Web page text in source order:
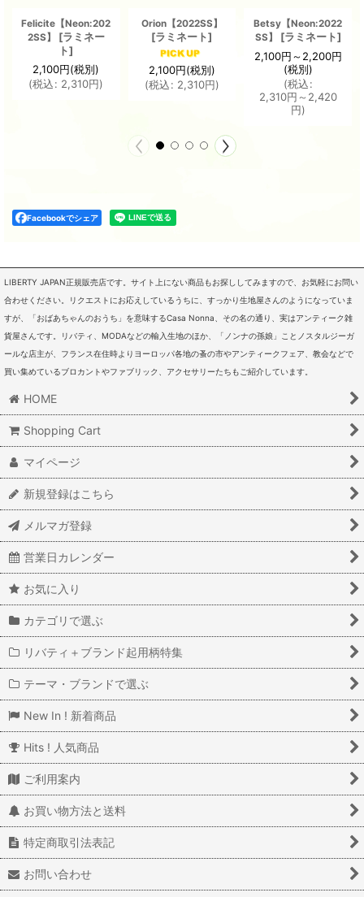
Felicite【Neon:202
2SS】
[ラミネー
ト]
2,100円(税別)
(税込: 2,310円)
Orion【2022SS】
[ラミネート]
2,100円(税別)
(税込: 2,310円)
Betsy【Neon:2022
SS】
[ラミネート]
2,100円～2,200円
(税別)
(税込:
2,310円 ～2,420
円)
Facebookでシェア
LIBERTY JAPAN正規販売店です。サイト上にない商品もお探ししてみますので、お気軽にお問い
合わせください。リクエストにお応えしているうちに、すっかり生地屋さんのようになっていま
すが、「おばあちゃんのおうち」を意味するCasa Nonna、その名の通り、実はアンティーク雑
貨屋さんです。リバティ、MODAなどの輸入生地のほか、「ノンナの孫娘」ことノスタルジーガ
ールな店主が、フランス在住時よりヨーロッパ各地の蚤の市やアンティークフェア、教会などで
買い集めているブロカントやファブリック、アクセサリーたちもご紹介しています。
HOME
Shopping Cart
マイページ
新規登録はこちら
メルマガ登録
営業日カレンダー
お気に入り
カテゴリで選ぶ
リバティ＋ブランド起用柄特集
テーマ・ブランドで選ぶ
New In ! 新着商品
Hits ! 人気商品
ご利用案内
お買い物方法と送料
特定商取引法表記
お問い合わせ